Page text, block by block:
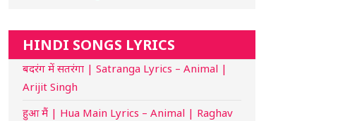
HINDI SONGS LYRICS
बदरंग में सतरंगा | Satranga Lyrics – Animal |
Arijit Singh
हुआ मैं | Hua Main Lyrics – Animal | Raghav